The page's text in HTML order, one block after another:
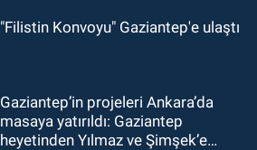
"Filistin Konvoyu" Gaziantep'e ulaştı
Gaziantep’in projeleri Ankara’da
masaya yatırıldı: Gaziantep
heyetinden Yılmaz ve Şimşek’e